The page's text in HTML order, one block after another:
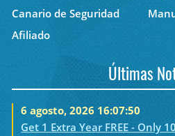
Canario de Seguridad
Afiliado
Últimas
6 agosto, 2026 16:07:50
Get 1 Extra Year FREE - Only